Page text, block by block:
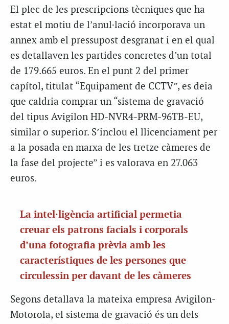
El plec de les prescripcions tècniques que ha
estat el motiu de l’anul·lació incorporava un
annex amb el pressupost desgranat i en el qual
es detallaven les partides concretes d’un total
de 179.665 euros. En el punt 2 del primer
capítol, titulat “Equipament de CCTV”, es deia
que caldria comprar un “sistema de gravació
del tipus Avigilon HD-NVR4-PRM-96TB-EU,
similar o superior. S’inclou el llicenciament per
a la posada en marxa de les tretze càmeres de
la fase del projecte” i es valorava en 27.063
euros.
La intel·ligència artificial permetia
creuar els patrons facials i corporals
d’una fotografia prèvia amb les
característiques de les persones que
circulessin per davant de les càmeres
Segons detallava la mateixa empresa Avigilon-
Motorola, el sistema de gravació és un dels